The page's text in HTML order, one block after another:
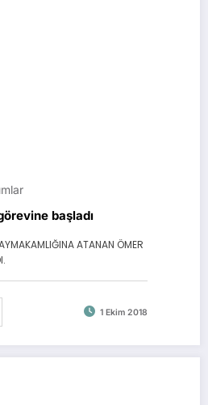
başladı
ATANAN ÖMER
1 Ekim 2018